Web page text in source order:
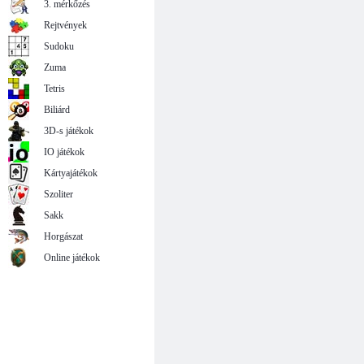
3. mérkőzés
Rejtvények
Sudoku
Zuma
Tetris
Biliárd
3D-s játékok
IO játékok
Kártyajátékok
Szoliter
Sakk
Horgászat
Online játékok